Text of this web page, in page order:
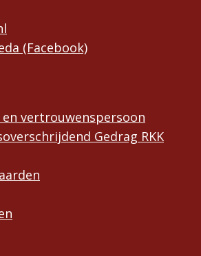
(Facebook)
vertrouwenspersoon
Gedrag RKK